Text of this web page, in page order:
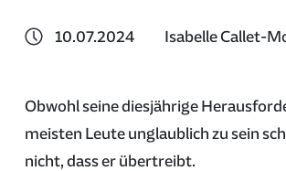
10.07.2024 Isabelle Callet-
Obwohl seine diesjährige
meisten Leute unglaublich zu sein
nicht, dass er übertreibt.